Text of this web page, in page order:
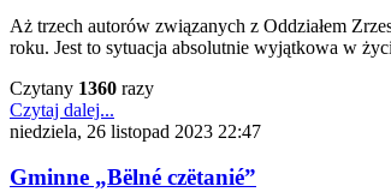
Aż trzech autorów związanych z Oddziałem
roku. Jest to sytuacja absolutnie wyjątkowa w
Czytany 1360 razy
Czytaj dalej...
niedziela, 26 listopad 2023 22:47
Gminne „Bëlné czëtanié”